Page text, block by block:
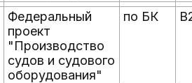
Федеральный
проект
"Производство
судов и судового
оборудования"
по БК